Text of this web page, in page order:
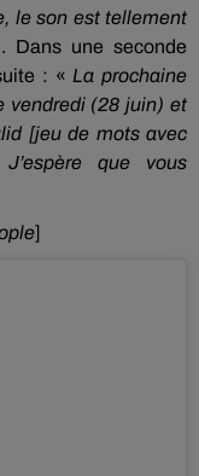
le son est tellement
. Dans une seconde
: « La prochaine
vendredi (28 juin) et
[jeu de mots avec
que vous
]